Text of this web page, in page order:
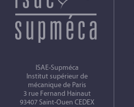
ISAE-Supméca
Institut supérieur de
mécanique de Paris
3 rue Fernand Hainaut
93407 Saint-Ouen CEDEX